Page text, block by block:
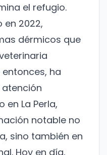
el refugio.
en 2022,
dérmicos que
ha
en La Perla,
notable no
sino también en
Hoy en día,